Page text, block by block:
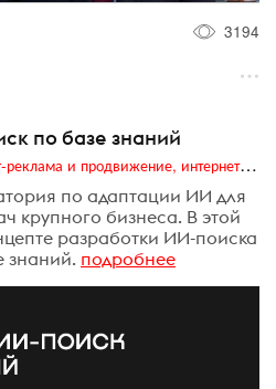
3194
по базе знаний
Digital (web-дизайн, интернет-реклама и продвижение, интернет-сообщества и блоги, интернет-коммуникации, мобильный маркетинг, реклама на цифровых экранах)
по адаптации ИИ для
крупного бизнеса. В этой
разработки ИИ-поиска
знаний. подробнее